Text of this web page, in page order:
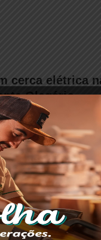
cerca elétrica
Olegário